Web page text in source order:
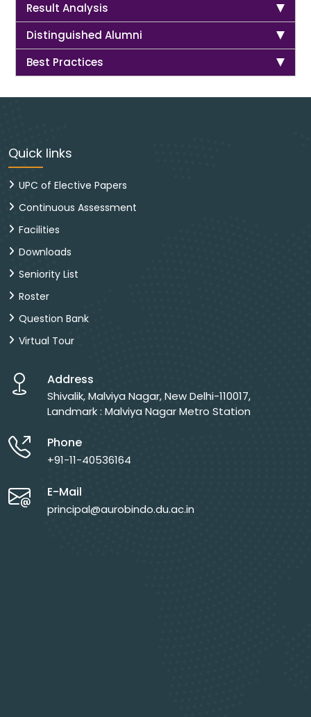
Result Analysis
Distinguished Alumni
Best Practices
Quick links
UPC of Elective Papers
Continuous Assessment
Facilities
Downloads
Seniority List
Roster
Question Bank
Virtual Tour
Address
Shivalik, Malviya Nagar, New Delhi-110017,
Landmark : Malviya Nagar Metro Station
Phone
+91-11-40536164
E-Mail
principal@aurobindo.du.ac.in